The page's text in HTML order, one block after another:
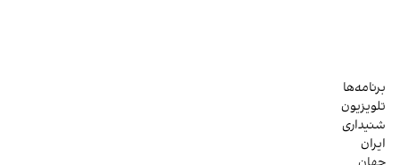
برنامه‌ها
تلویزیون
شنیداری
ایران